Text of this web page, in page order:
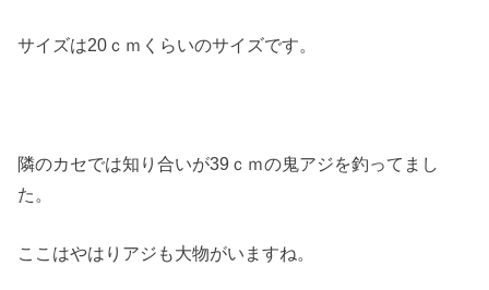
サイズは20ｃｍくらいのサイズです。
隣のカセでは知り合いが39ｃｍの鬼アジを釣ってまし
た。
ここはやはりアジも大物がいますね。